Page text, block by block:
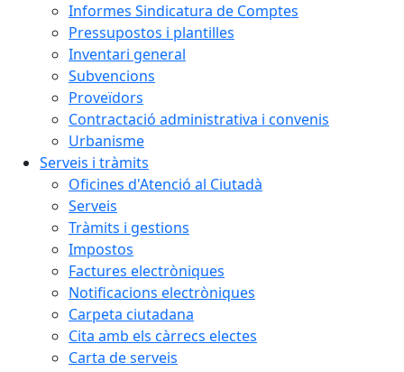
Informes Sindicatura de Comptes
Pressupostos i plantilles
Inventari general
Subvencions
Proveïdors
Contractació administrativa i convenis
Urbanisme
Serveis i tràmits
Oficines d'Atenció al Ciutadà
Serveis
Tràmits i gestions
Impostos
Factures electròniques
Notificacions electròniques
Carpeta ciutadana
Cita amb els càrrecs electes
Carta de serveis